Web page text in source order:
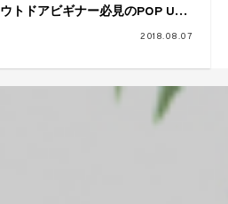
ウトドアビギナー必見のPOP UP
2018.08.07